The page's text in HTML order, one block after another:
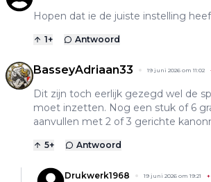
Hopen dat ie de juiste instelling
1+ Antwoord
BasseyAdriaan33 19 juni 2026 om 11:02
Dit zijn toch eerlijk gezegd wel de
moet inzetten. Nog een stuk of 6
aanvullen met 2 of 3 gerichte
5+ Antwoord
Drukwerk1968 19 juni 2026 om 19:21 +